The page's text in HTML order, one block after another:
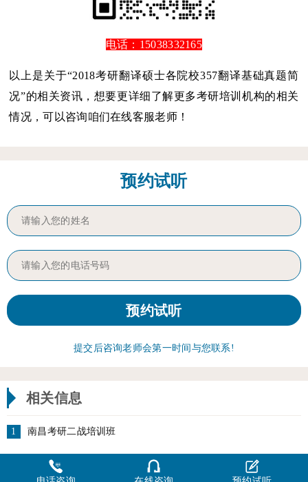
电话：15038332165
以上是关于“2018考研翻译硕士各院校357翻译基础真题简
况”的相关资讯，想要更详细了解更多考研培训机构的相关
情况，可以咨询咱们在线客服老师！
预约试听
提交后咨询老师会第一时间与您联系!
相关信息
1 南昌考研二战培训班